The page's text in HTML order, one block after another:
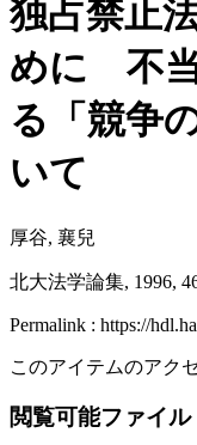
独占禁止
めに 不当
る「競争
いて
厚谷, 襄兒
北大法学論集, 1996,
Permalink : https://
このアイテムのアク
閲覧可能ファイル